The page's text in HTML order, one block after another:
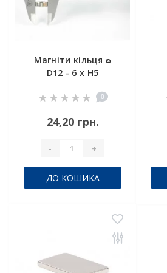
Магніти кільця ᴓ
D12 - 6 x H5
0
24,20 грн.
- +
ДО КОШИКА